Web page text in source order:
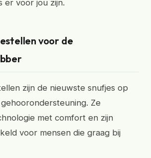
er voor jou zijn.
voor de
zijn de nieuwste snufjes op
Ze
met comfort en zijn
voor mensen die graag bij